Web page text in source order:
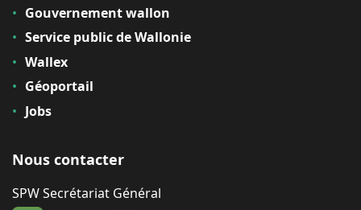
Gouvernement wallon
Service public de Wallonie
Wallex
Géoportail
Jobs
Nous contacter
SPW Secrétariat Général